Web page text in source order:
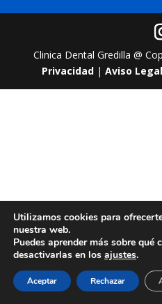
Clinica Dental Gredilla @
Privacidad |Aviso Legal
Utilizamos cookies para
nuestra web.
Puedes aprender más sobre
desactivarlas en los ajustes.
Aceptar Rechazar